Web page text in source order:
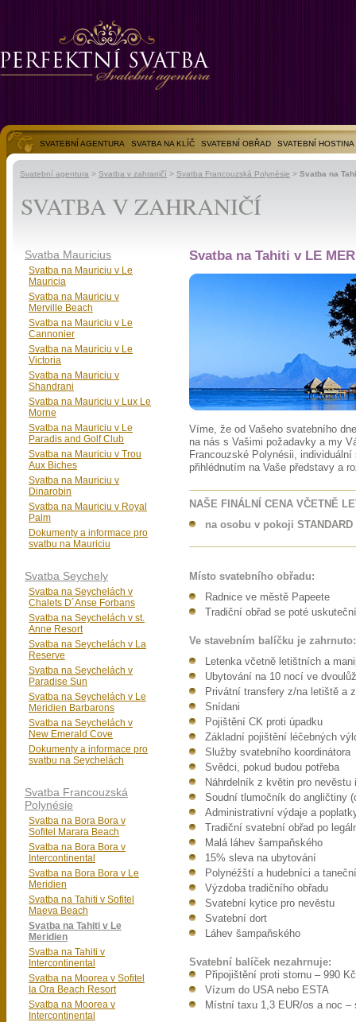
SVATEBNÍ AGENTURA SVATBA NA KLÍČ SVATEBNÍ OBŘAD
SVATEBNÍ HOSTINA
SVATEBNÍ FOTOGALERIE
Svatební agentura > Svatba v zahraničí > Svatba Francouzská Polynésie > Svatba na
SVATBA V ZAHRANIČÍ
Svatba na Tahiti v LE
Víme, že od Vašeho svatebního
na nás s Vašimi požadavky a my
Francouzské Polynésii,
přihlédnutím na Vaše představy a
NAŠE FINÁLNÍ CENA VČETNĚ
na osobu v pokoji
Místo svatebního obřadu:
Radnice ve městě Papeete
Tradiční obřad se poté
Ve stavebním balíčku je zahrnuto:
Letenka včetně letištních a
Ubytování na 10 nocí ve
Privátní transfery z/na letiště a
Snídani
Pojištění CK proti úpadku
Základní pojištění léčebných
Služby svatebního koordinátora
Svědci, pokud budou potřeba
Náhrdelník z květin pro nevěstu
Soudní tlumočník do angličtiny
Administrativní výdaje a
Tradiční svatební obřad po
Malá láhev šampaňského
15% sleva na ubytování
Polynéžští a hudebníci a
Výzdoba tradičního obřadu
Svatební kytice pro nevěstu
Svatební dort
Láhev šampaňského
Svatební balíček nezahrnuje:
Připojištění proti stornu – 990
Vízum do USA nebo ESTA
Místní taxu 1,3 EUR/os a noc –
Svatba Mauricius
Svatba na Mauriciu v Le
Mauricia
Svatba na Mauriciu v
Merville Beach
Svatba na Mauriciu v Le
Cannonier
Svatba na Mauriciu v Le
Victoria
Svatba na Mauriciu v
Shandrani
Svatba na Mauriciu v Lux Le
Morne
Svatba na Mauriciu v Le
Paradis and Golf Club
Svatba na Mauriciu v Trou
Aux Biches
Svatba na Mauriciu v
Dinarobin
Svatba na Mauriciu v Royal
Palm
Dokumenty a informace pro
svatbu na Mauriciu
Svatba Seychely
Svatba na Seychelách v
Chalets D´Anse Forbans
Svatba na Seychelách v st.
Anne Resort
Svatba na Seychelách v La
Reserve
Svatba na Seychelách v
Paradise Sun
Svatba na Seychelách v Le
Meridien Barbarons
Svatba na Seychelách v
New Emerald Cove
Dokumenty a informace pro
svatbu na Seychelách
Svatba Francouzská
Polynésie
Svatba na Bora Bora v
Sofitel Marara Beach
Svatba na Bora Bora v
Intercontinental
Svatba na Bora Bora v Le
Meridien
Svatba na Tahiti v Sofitel
Maeva Beach
Svatba na Tahiti v Le
Meridien
Svatba na Tahiti v
Intercontinental
Svatba na Moorea v Sofitel
Ia Ora Beach Resort
Svatba na Moorea v
Intercontinental